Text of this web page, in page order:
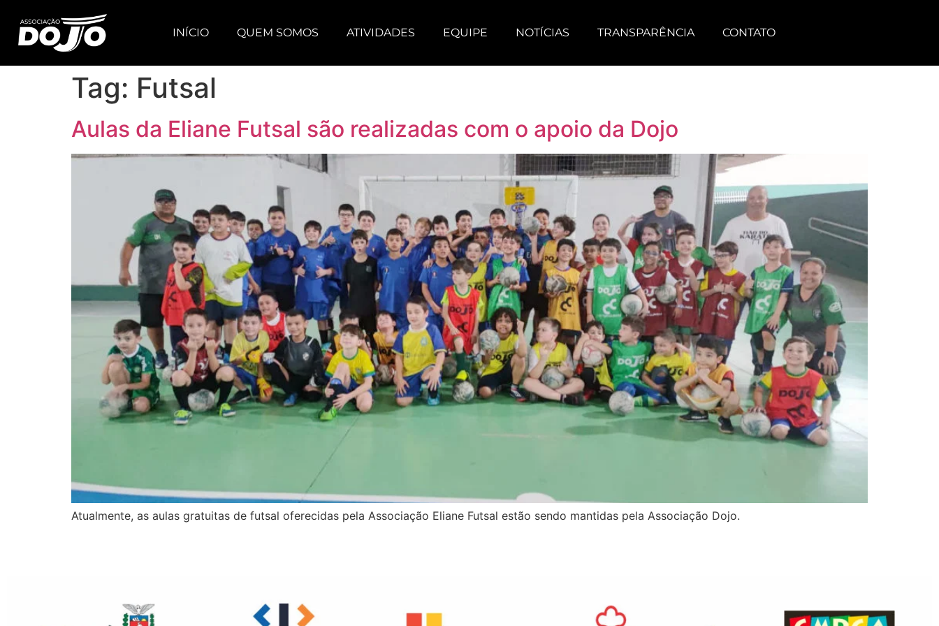
INÍCIO QUEM SOMOS ATIVIDADES EQUIPE NOTÍCIAS TRANSPARÊNCIA CONTATO
Tag: Futsal
Aulas da Eliane Futsal são realizadas com o apoio da Dojo
Atualmente, as aulas gratuitas de futsal oferecidas pela Associação Eliane Futsal estão sendo mantidas pela Associação Dojo.